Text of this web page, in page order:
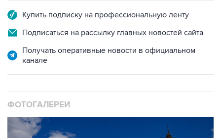
Купить подписку на профессиональную ленту
Подписаться на рассылку главных новостей сайта
Получать оперативные новости в официальном
канале
ФОТОГАЛЕРЕИ